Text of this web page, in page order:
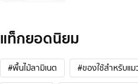
แท็กยอดนิยม
#พื้นไม้ลามิเนต
#ของใช้สำหรับแม